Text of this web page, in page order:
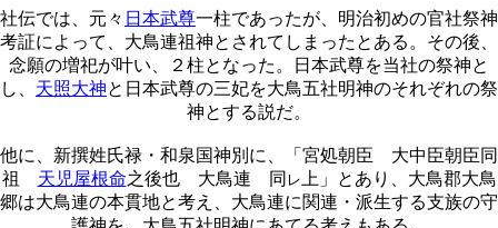
社伝では、元々 日本武尊一柱であったが、明治初めの官社祭神
考証によって、大鳥連祖神とされてしまったとある。その後、
念願の増祀が叶い、２柱となった。日本武尊を当社の祭神と
し、 天照大神と日本武尊の三妃を大鳥五社明神のそれぞれの祭
神とする説だ。
他に、新撰姓氏禄・和泉国神別に、「宮処朝臣 大中臣朝臣同
祖 天児屋根命之後也 大鳥連 同 レ 上」とあり、大鳥郡大鳥
郷は大鳥連の本貫地と考え、大鳥連に関連・派生する支族の守